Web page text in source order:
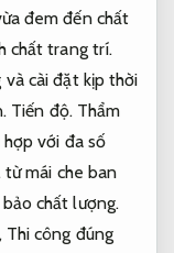
đem đến chất
chất trang trí.
cài đặt kịp thời
Tiến độ. Thẩm
với đa số
từ mái che ban
chất lượng.
Thi công đúng